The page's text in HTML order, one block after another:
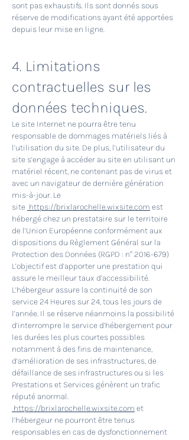
sont pas exhaustifs. Ils sont donnés sous
réserve de modifications ayant été apportées
depuis leur mise en ligne.
4. Limitations
contractuelles sur les
données techniques.
Le site Internet ne pourra être tenu
responsable de dommages matériels liés à
l’utilisation du site. De plus, l’utilisateur du
site s’engage à accéder au site en utilisant un
matériel récent, ne contenant pas de virus et
avec un navigateur de dernière génération
mis-à-jour. Le
site https://brixlarochelle.wixsite.com est
hébergé chez un prestataire sur le territoire
de l’Union Européenne conformément aux
dispositions du Règlement Général sur la
Protection des Données (RGPD : n° 2016-679)
L’objectif est d’apporter une prestation qui
assure le meilleur taux d’accessibilité.
L’hébergeur assure la continuité de son
service 24 Heures sur 24, tous les jours de
l’année. Il se réserve néanmoins la possibilité
d’interrompre le service d’hébergement pour
les durées les plus courtes possibles
notamment à des fins de maintenance,
d’amélioration de ses infrastructures, de
défaillance de ses infrastructures ou si les
Prestations et Services génèrent un trafic
réputé anormal.
https://brixlarochelle.wixsite.com et
l’hébergeur ne pourront être tenus
responsables en cas de dysfonctionnement